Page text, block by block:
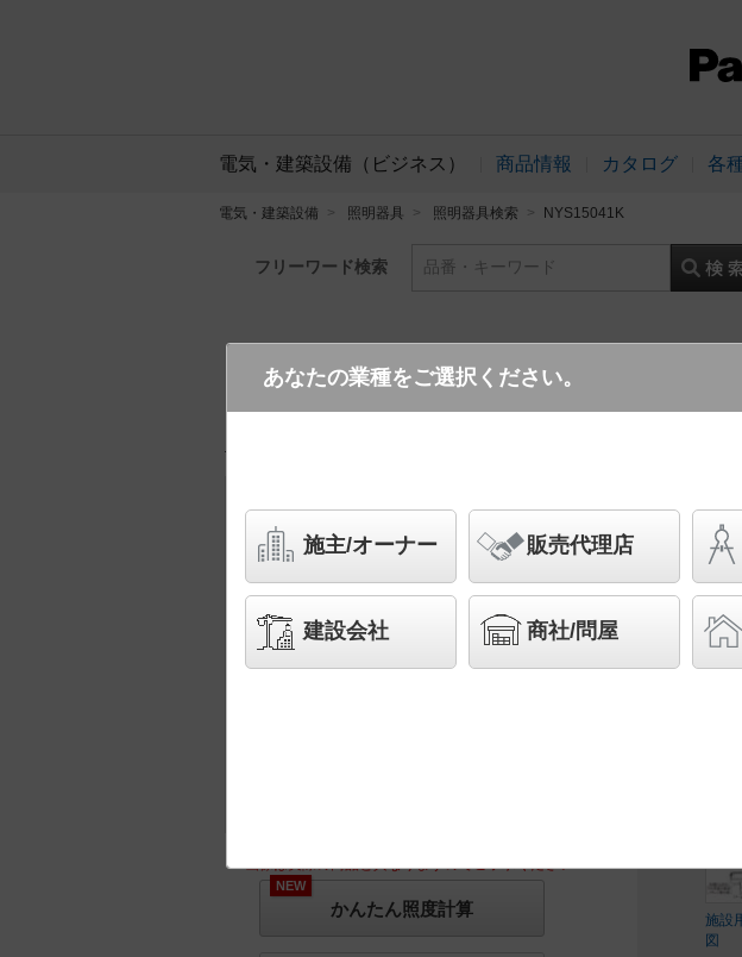
電気・建築設備（ビジネス） 商品情報 カタログ 各
電気・建築設備 照明器具 照明器具検索 NYS15041K
フリーワード検索 品番・キーワード
NYS15041K LE7
※画像は実際の商品と異なりますのでご了承ください
NEW
かんたん照度計算
天井直付
ルライト
100形1灯
先端SSL
◆工場在庫
施設
図
あなたの業種をご選択ください。
施主/オーナー 販売代理店
建設会社 商社/問屋